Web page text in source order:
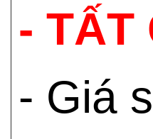
- TẤT
- Giá